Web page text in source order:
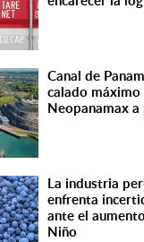
Canal de
calado máximo
Neopanamax
La industria
enfrenta
ante el
Niño